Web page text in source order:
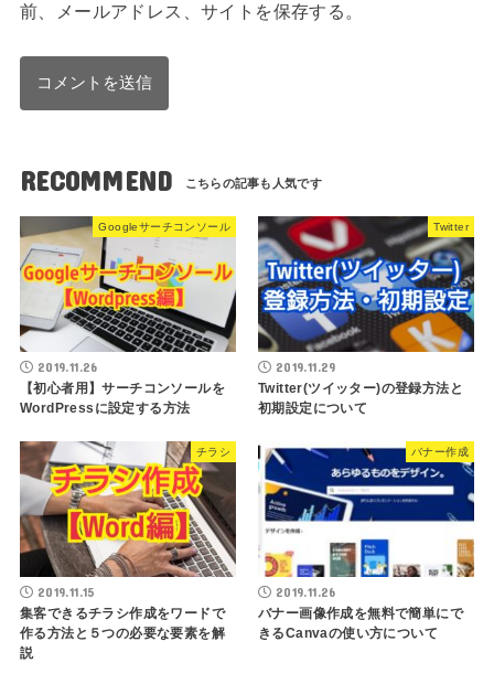
前、メールアドレス、サイトを保存する。
RECOMMEND
Googleサーチコンソール
2019.11.26
【初心者用】サーチコンソールを
WordPressに設定する方法
Twitter
2019.11.29
Twitter(ツイッター)の登録方法と
初期設定について
チラシ
2019.11.15
集客できるチラシ作成をワードで
作る方法と５つの必要な要素を解
説
バナー作成
2019.11.26
バナー画像作成を無料で簡単にで
きるCanvaの使い方について